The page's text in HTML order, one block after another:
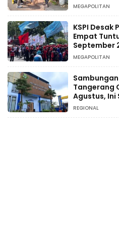
MEGAPOLITAN
KSPI
Empat
September
MEGAPOLITAN
Tangerang
Agustus, Ini
REGIONAL